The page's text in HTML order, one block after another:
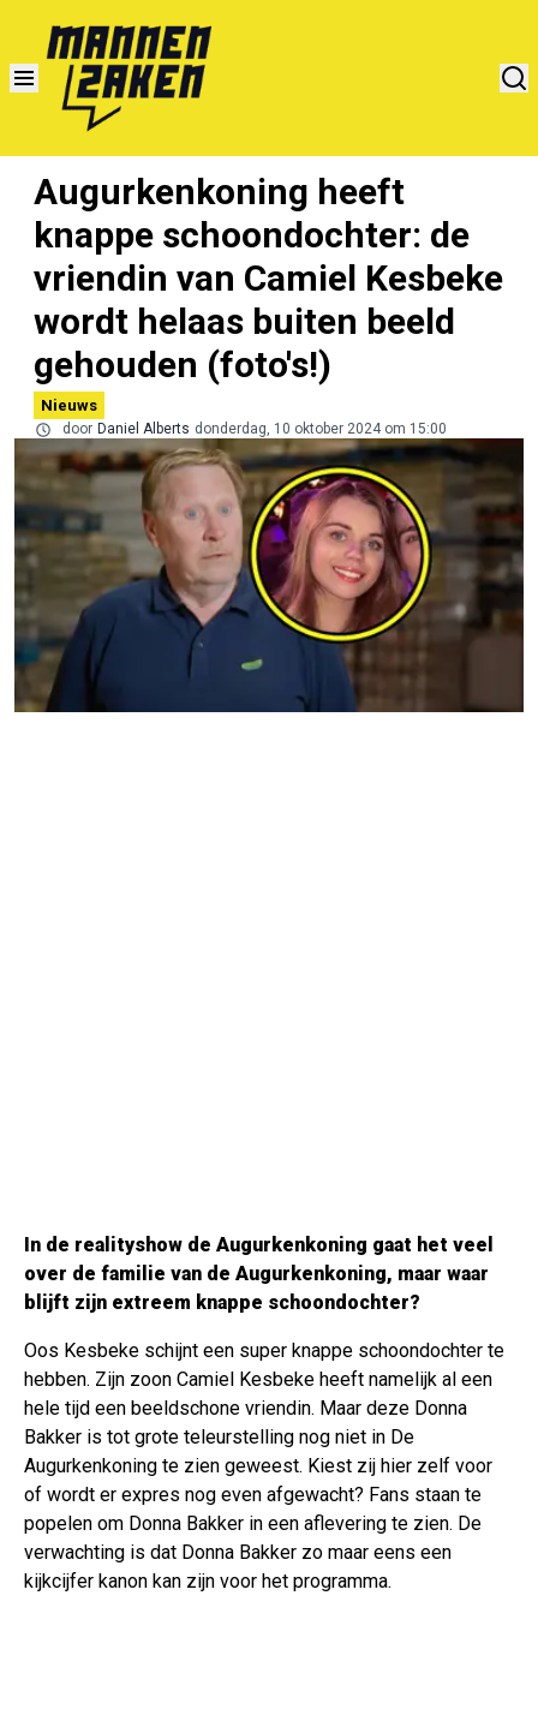
Augurkenkoning heeft
knappe schoondochter: de
vriendin van Camiel Kesbeke
wordt helaas buiten beeld
gehouden (foto's!)
Nieuws
door Daniel Alberts donderdag, 10 oktober 2024 om 15:00
In de realityshow de Augurkenkoning gaat het veel
over de familie van de Augurkenkoning, maar waar
blijft zijn extreem knappe schoondochter?
Oos Kesbeke schijnt een super knappe schoondochter te
hebben. Zijn zoon Camiel Kesbeke heeft namelijk al een
hele tijd een beeldschone vriendin. Maar deze Donna
Bakker is tot grote teleurstelling nog niet in De
Augurkenkoning te zien geweest. Kiest zij hier zelf voor
of wordt er expres nog even afgewacht? Fans staan te
popelen om Donna Bakker in een aflevering te zien. De
verwachting is dat Donna Bakker zo maar eens een
kijkcijfer kanon kan zijn voor het programma.